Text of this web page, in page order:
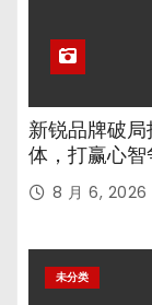
新锐品牌破
体，打赢心智
8 月 6, 2026
未分类